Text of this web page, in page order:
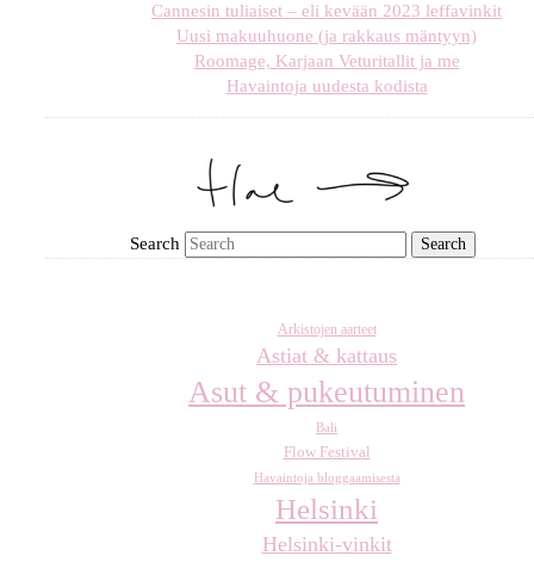
Cannesin tuliaiset – eli kevään 2023 leffavinkit
Uusi makuuhuone (ja rakkaus mäntyyn)
Roomage, Karjaan Veturitallit ja me
Havaintoja uudesta kodista
Search
Arkistojen aarteet
Astiat & kattaus
Asut & pukeutuminen
Bali
Flow Festival
Havaintoja bloggaamisesta
Helsinki
Helsinki-vinkit